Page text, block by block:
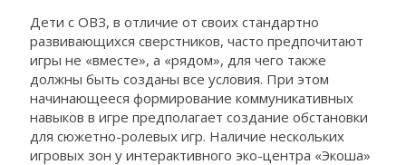
Дети с ОВЗ, в отличие от своих стандартно
развивающихся сверстников, часто предпочитают
игры не «вместе», а «рядом», для чего также
должны быть созданы все условия. При этом
начинающееся формирование коммуникативных
навыков в игре предполагает создание обстановки
для сюжетно-ролевых игр. Наличие нескольких
игровых зон у интерактивного эко-центра «Экоша»